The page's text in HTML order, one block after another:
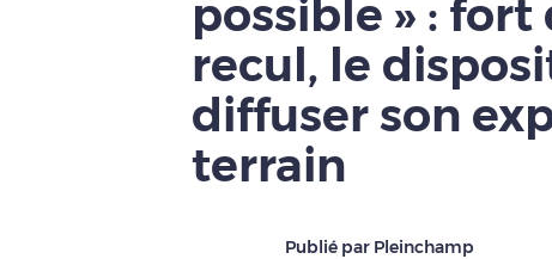
possible » : fort
recul, le
diffuser son
terrain
Publié par Pleinchamp